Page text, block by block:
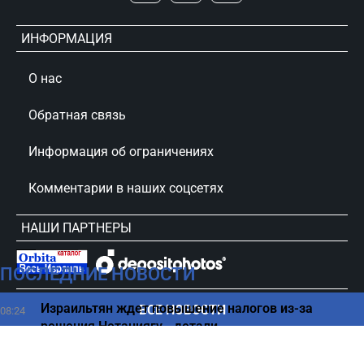
ПОСЛЕДНИЕ НОВОСТИ
08:24
Израильтян ждет повышение налогов из-за
решения Нетаниягу - детали
ВСЕ НОВОСТИ
ИНФОРМАЦИЯ
О нас
Обратная связь
Информация об ограничениях
Комментарии в наших соцсетях
НАШИ ПАРТНЕРЫ
сursorinfo.co.il © Все права защищены